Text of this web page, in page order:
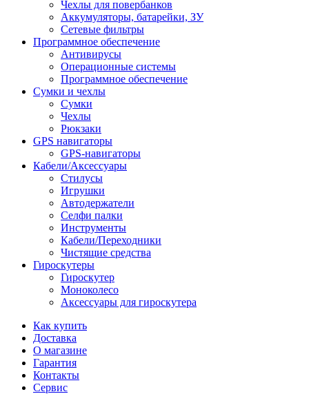
Чехлы для повербанков
Аккумуляторы, батарейки, ЗУ
Сетевые фильтры
Программное обеспечение
Антивирусы
Операционные системы
Программное обеспечение
Сумки и чехлы
Сумки
Чехлы
Рюкзаки
GPS навигаторы
GPS-навигаторы
Кабели/Аксессуары
Стилусы
Игрушки
Автодержатели
Селфи палки
Инструменты
Кабели/Переходники
Чистящие средства
Гироскутеры
Гироскутер
Моноколесо
Аксессуары для гироскутера
Как купить
Доставка
О магазине
Гарантия
Контакты
Сервис